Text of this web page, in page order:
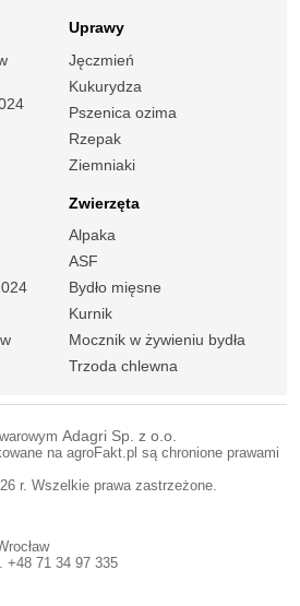
Uprawy
Jęczmień
Kukurydza
Pszenica ozima
Rzepak
Ziemniaki
Zwierzęta
Alpaka
ASF
Bydło mięsne
Kurnik
Mocznik w żywieniu bydła
Trzoda chlewna
Adagri Sp. z o.o.
na agroFakt.pl są chronione prawami
r. Wszelkie prawa zastrzeżone.
+48 71 34 97 335